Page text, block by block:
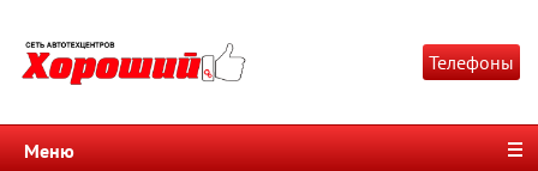
Телефоны
Меню